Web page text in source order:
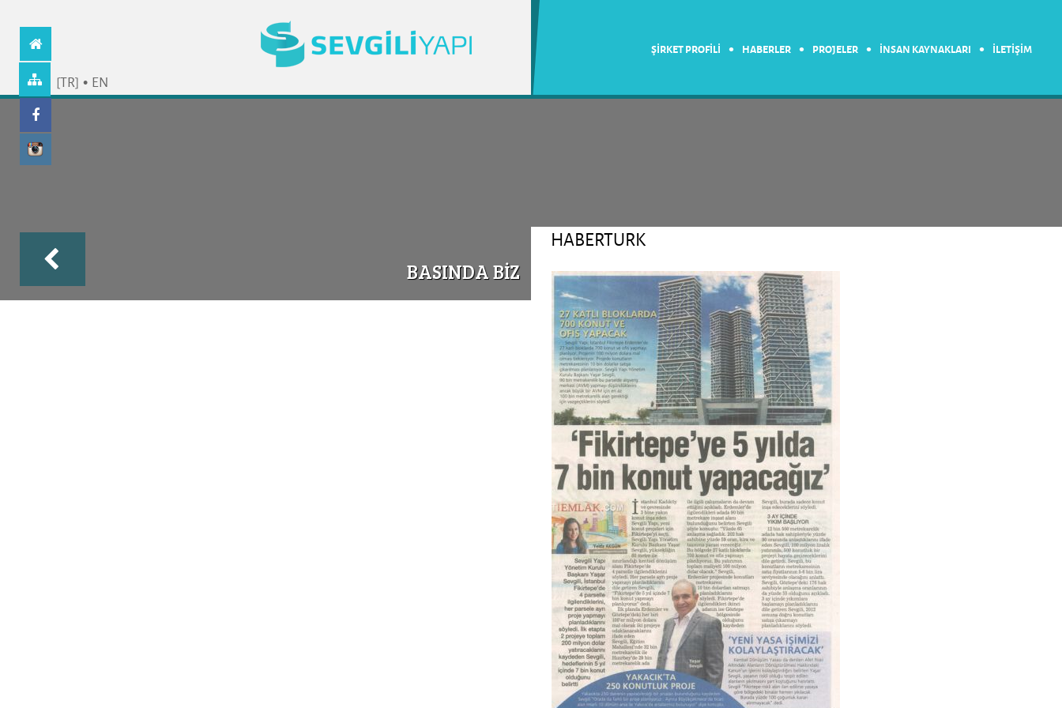
[TR] • EN
ŞİRKET PROFİLİ • HABERLER • PROJELER • İNSAN KAYNAKLARI • İLETİŞİM
BASINDA BİZ
HABERTURK